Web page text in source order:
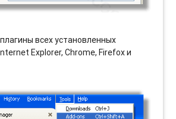
всех установленных
Explorer, Chrome, Firefox и